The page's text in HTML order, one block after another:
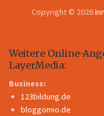
Copyright © 2026
Weitere Online-
LayerMedia:
Business:
123bildung.de
bloggomio.de